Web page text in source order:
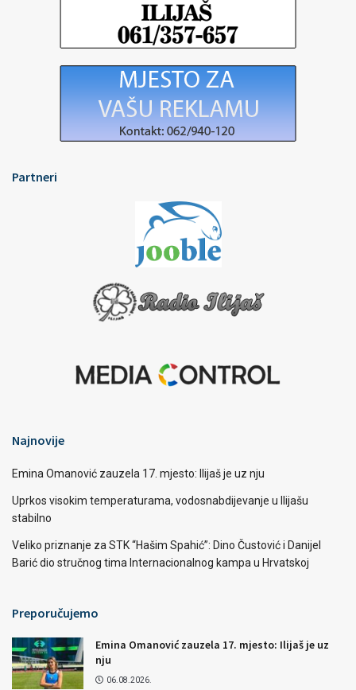
Partneri
Najnovije
Emina Omanović zauzela 17. mjesto: Ilijaš je uz nju
Uprkos visokim temperaturama, vodosnabdijevanje u Ilijašu
stabilno
Veliko priznanje za STK “Hašim Spahić”: Dino Čustović i Danijel
Barić dio stručnog tima Internacionalnog kampa u Hrvatskoj
Preporučujemo
Emina Omanović zauzela 17. mjesto: Ilijaš je uz
nju
06.08.2026.